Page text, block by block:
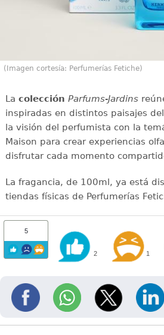
(Imagen cortesía: Perfumerías Fetiche)
La colección Parfums-Jardins
inspiradas en distintos paisajes
la visión del perfumista con la
Maison para crear experiencias
disfrutar cada momento
La fragancia, de 100ml, ya está
tiendas físicas de Perfumerías
5
2 1